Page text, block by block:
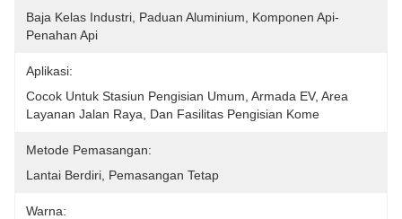
Baja Kelas Industri, Paduan Aluminium, Komponen Api-
Penahan Api
Aplikasi:
Cocok Untuk Stasiun Pengisian Umum, Armada EV, Area
Layanan Jalan Raya, Dan Fasilitas Pengisian Kome
Metode Pemasangan:
Lantai Berdiri, Pemasangan Tetap
Warna: